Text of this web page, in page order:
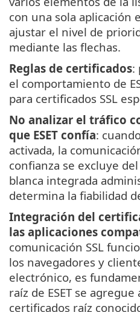
con una sola aplicación
ajustar el nivel de
mediante las flechas.
Reglas de certificados:
el comportamiento de
para certificados SSL
No analizar el tráfico
que ESET confía:
activada, la
confianza se excluye
blanca integrada
determina la fiabilidad
Integración del
las aplicaciones
comunicación SSL
los navegadores y
electrónico, es
raíz de ESET se agregue
certificados raíz